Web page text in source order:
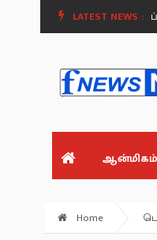
LATEST NEWS :
சூப்பர் கிளீன், சூப்பர்
ஆன்மிகம்
Home